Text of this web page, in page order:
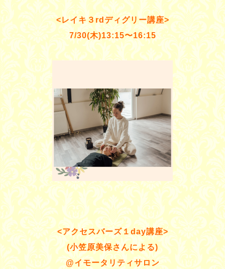
<レイキ３rdディグリー講座>
7/30(木)13:15〜16:15
<アクセスバーズ１day講座>
(小笠原美保さんによる)
@イモータリティサロン